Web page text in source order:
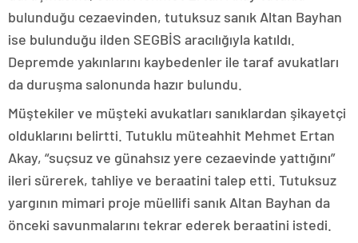
bulunduğu cezaevinden, tutuksuz sanık Altan Bayhan
ise bulunduğu ilden SEGBİS aracılığıyla katıldı.
Depremde yakınlarını kaybedenler ile taraf avukatları
da duruşma salonunda hazır bulundu.
Müştekiler ve müşteki avukatları sanıklardan şikayetçi
olduklarını belirtti. Tutuklu müteahhit Mehmet Ertan
Akay, “suçsuz ve günahsız yere cezaevinde yattığını”
ileri sürerek, tahliye ve beraatini talep etti. Tutuksuz
yargının mimari proje müellifi sanık Altan Bayhan da
önceki savunmalarını tekrar ederek beraatini istedi.